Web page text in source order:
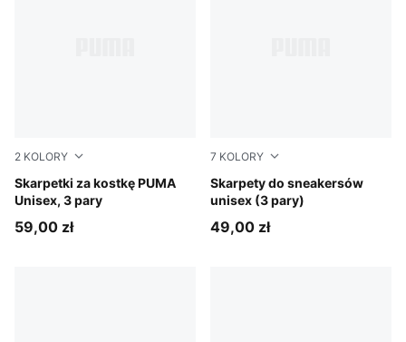
2 KOLORY
Skarpetki za kostkę PUMA
Unisex, 3 pary
white
59,00 zł
7 KOLORY
Skarpety do sneakersów
unisex (3 pary)
white
49,00 zł